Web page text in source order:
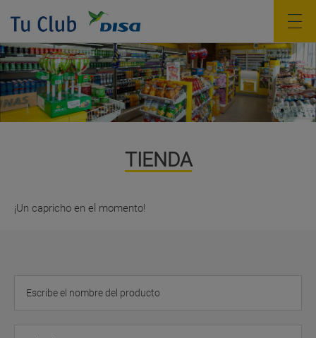
TIENDA
¡Un capricho en el momento!